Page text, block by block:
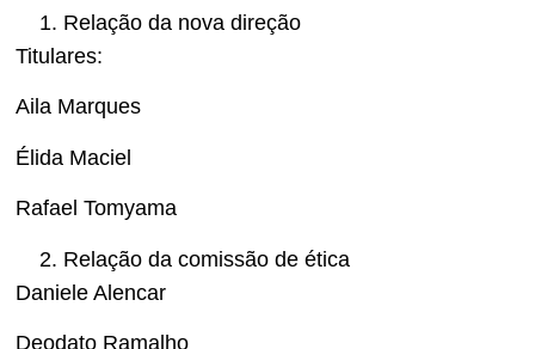
Relação da nova direção
Titulares:
Aila Marques
Élida Maciel
Rafael Tomyama
Relação da comissão de ética
Daniele Alencar
Deodato Ramalho